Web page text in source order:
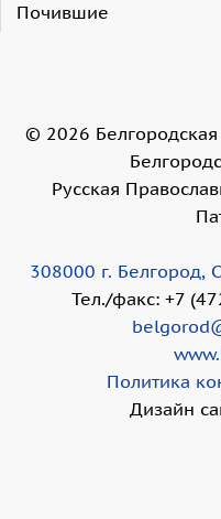
Почившие
© 2026
Русская
308000 г. Белгород,
Тел./факс: +7
Политика
Дизайн